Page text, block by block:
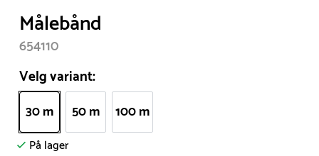
Item
1
of
1
Målebånd
654110
Velg variant:
30 m 50 m 100 m
På lager